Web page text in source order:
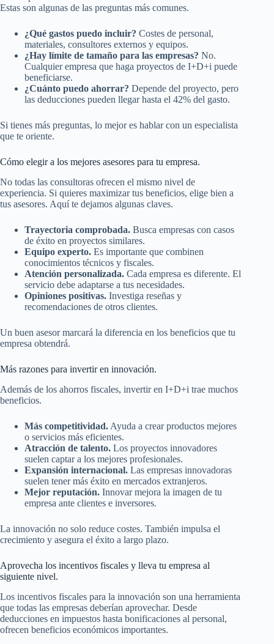
Estas son algunas de las preguntas más comunes.
¿Qué gastos puedo incluir? Costes de personal,
materiales, consultores externos y equipos.
¿Hay límite de tamaño para las empresas? No.
Cualquier empresa que haga proyectos de I+D+i puede
beneficiarse.
¿Cuánto puedo ahorrar? Depende del proyecto, pero
las deducciones pueden llegar hasta el 42% del gasto.
Si tienes más preguntas, lo mejor es hablar con un especialista
que te oriente.
Cómo elegir a los mejores asesores para tu empresa.
No todas las consultoras ofrecen el mismo nivel de
experiencia. Si quieres maximizar tus beneficios, elige bien a
tus asesores. Aquí te dejamos algunas claves.
Trayectoria comprobada. Busca empresas con casos
de éxito en proyectos similares.
Equipo experto. Es importante que combinen
conocimientos técnicos y fiscales.
Atención personalizada. Cada empresa es diferente. El
servicio debe adaptarse a tus necesidades.
Opiniones positivas. Investiga reseñas y
recomendaciones de otros clientes.
Un buen asesor marcará la diferencia en los beneficios que tu
empresa obtendrá.
Más razones para invertir en innovación.
Además de los ahorros fiscales, invertir en I+D+i trae muchos
beneficios.
Más competitividad. Ayuda a crear productos mejores
o servicios más eficientes.
Atracción de talento. Los proyectos innovadores
suelen captar a los mejores profesionales.
Expansión internacional. Las empresas innovadoras
suelen tener más éxito en mercados extranjeros.
Mejor reputación. Innovar mejora la imagen de tu
empresa ante clientes e inversores.
La innovación no solo reduce costes. También impulsa el
crecimiento y asegura el éxito a largo plazo.
Aprovecha los incentivos fiscales y lleva tu empresa al
siguiente nivel.
Los incentivos fiscales para la innovación son una herramienta
que todas las empresas deberían aprovechar. Desde
deducciones en impuestos hasta bonificaciones al personal,
ofrecen beneficios económicos importantes.